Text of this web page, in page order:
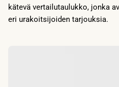
kätevä vertailutaulukko, jonka
eri urakoitsijoiden tarjouksia.